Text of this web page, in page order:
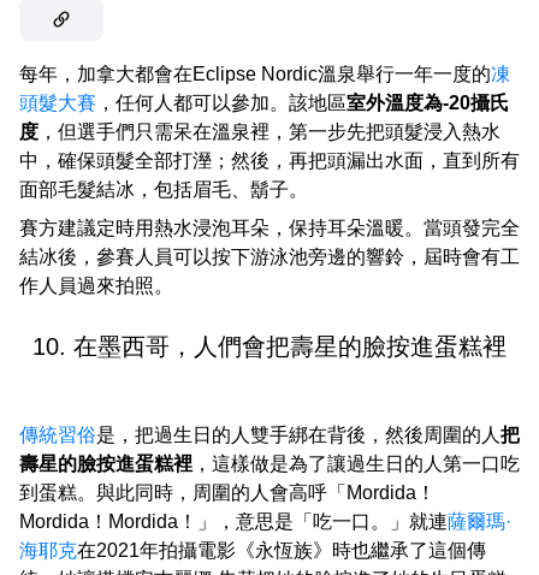
每年，加拿大都會在Eclipse Nordic溫泉舉行一年一度的凍
頭髮大賽 ，任何人都可以參加。該地區室外溫度為-20攝氏
度 ，但選手們只需呆在溫泉裡，第一步先把頭髮浸入熱水
中，確保頭髮全部打溼；然後，再把頭漏出水面，直到所有
面部毛髮結冰，包括眉毛、鬍子。
賽方建議定時用熱水浸泡耳朵，保持耳朵溫暖。當頭發完全
結冰後，參賽人員可以按下游泳池旁邊的響鈴，屆時會有工
作人員過來拍照。
10. 在墨西哥，人們會把壽星的臉按進蛋糕裡
傳統習俗是，把過生日的人雙手綁在背後，然後周圍的人 把
壽星的臉按進蛋糕裡 ，這樣做是為了讓過生日的人第一口吃
到蛋糕。與此同時，周圍的人會高呼「Mordida！
Mordida！Mordida！」，意思是「吃一口。」就連薩爾瑪·
海耶克在2021年拍攝電影《永恆族》時也繼承了這個傳